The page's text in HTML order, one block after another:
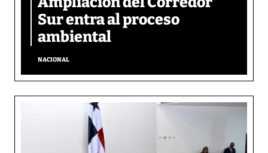
Sur entra al proceso
ambiental
NACIONAL